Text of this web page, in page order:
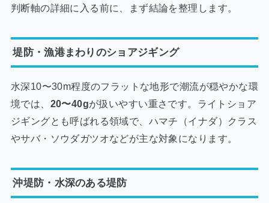
判断軸の詳細に入る前に、まず結論を整理します。
堤防・漁港まわりのショアジギング
水深10〜30m程度のフラットな地形で潮流が穏やかな環
境では、 20〜40gが扱いやすい重さです。ライトショア
ジギングとも呼ばれる領域で、ハマチ（イナダ）クラス
やサバ・ソウダガツオなどが主な対象になります。
沖堤防・水深のある堤防